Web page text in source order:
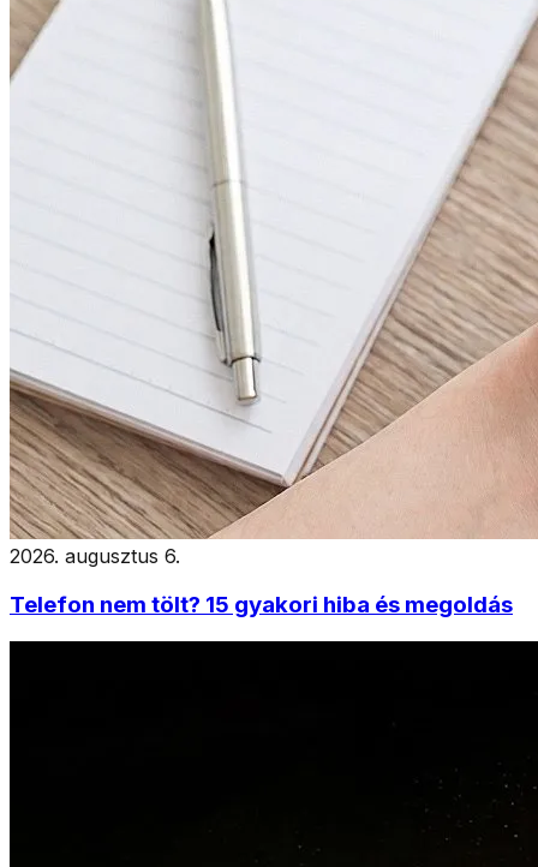
2026. augusztus 6.
Telefon nem tölt? 15 gyakori hiba és megoldás